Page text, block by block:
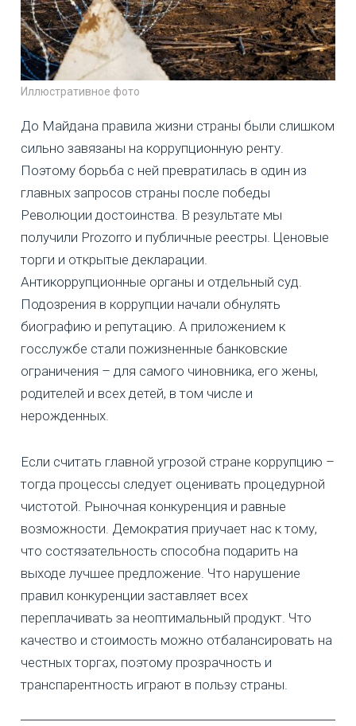
Иллюстративное фото
До Майдана правила жизни страны были слишком
сильно завязаны на коррупционную ренту.
Поэтому борьба с ней превратилась в один из
главных запросов страны после победы
Революции достоинства. В результате мы
получили Prozorro и публичные реестры. Ценовые
торги и открытые декларации.
Антикоррупционные органы и отдельный суд.
Подозрения в коррупции начали обнулять
биографию и репутацию. А приложением к
госслужбе стали пожизненные банковские
ограничения – для самого чиновника, его жены,
родителей и всех детей, в том числе и
нерожденных.
Если считать главной угрозой стране коррупцию –
тогда процессы следует оценивать процедурной
чистотой. Рыночная конкуренция и равные
возможности. Демократия приучает нас к тому,
что состязательность способна подарить на
выходе лучшее предложение. Что нарушение
правил конкуренции заставляет всех
переплачивать за неоптимальный продукт. Что
качество и стоимость можно отбалансировать на
честных торгах, поэтому прозрачность и
транспарентность играют в пользу страны.